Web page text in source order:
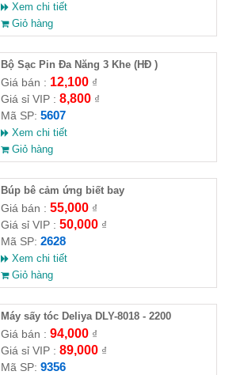
Xem chi tiết
Giỏ hàng
Bộ Sạc Pin Đa Năng 3 Khe (HĐ )
Giá bán : 12,100₫
Giá sỉ VIP : 8,800₫
Mã SP: 5607
Xem chi tiết
Giỏ hàng
​Búp bê cảm ứng biết bay
Giá bán : 55,000₫
Giá sỉ VIP : 50,000₫
Mã SP: 2628
Xem chi tiết
Giỏ hàng
Máy sấy tóc Deliya DLY-8018 - 2200
Giá bán : 94,000₫
Giá sỉ VIP : 89,000₫
Mã SP: 9356